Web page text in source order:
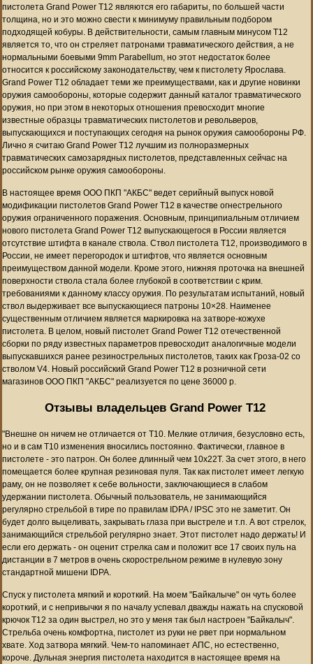
пистолета Grand Power T12 являются его габариты, по большей части
толщина, но и это можно свести к минимуму правильным подбором
подходящей кобуры. В действительности, самым главным минусом T12
является то, что он стреляет патронами травматического действия, а не
нормальными боевыми 9mm Parabellum, но этот недостаток более
относится к российскому законодательству, чем к пистолету Ярослава.
Grand Power T12 обладает теми же преимуществами, как и другие новинки
оружия самообороны, которые содержит данный каталог травматического
оружия, но при этом в некоторых отношения превосходит многие
известные образцы травматических пистолетов и револьверов,
выпускающихся и поступающих сегодня на рынок оружия самообороны РФ.
Лично я считаю Grand Power T12 лучшим из полноразмерных
травматических самозарядных пистолетов, представленных сейчас на
российском рынке оружия самообороны.
В настоящее время ООО ПКП "АКБС" ведет серийный выпуск новой
модификации пистолетов Grand Power T12 в качестве огнестрельного
оружия ограниченного поражения. Основным, принципиальным отличием
нового пистолета Grand Power T12 выпускающегося в России является
отсутствие штифта в канале ствола. Ствол пистолета Т12, производимого в
России, не имеет перегородок и штифтов, что является основным
преимуществом данной модели. Кроме этого, нижняя проточка на внешней
поверхности ствола стала более глубокой в соответствии с крим.
требованиями к данному классу оружия. По результатам испытаний, новый
ствол выдерживает все выпускающиеся патроны 10×28. Наименее
существенным отличием является маркировка на затворе-кожухе
пистолета. В целом, новый пистолет Grand Power T12 отечественной
сборки по ряду известных параметров превосходит аналогичные модели
выпускавшихся ранее резинострельных пистолетов, таких как Гроза-02 со
стволом V4. Новый российский Grand Power T12 в розничной сети
магазинов ООО ПКП "АКБС" реализуется по цене 36000 р.
Отзывы владельцев Grand Power T12
"Внешне он ничем не отличается от Т10. Мелкие отличия, безусловно есть,
но и в сам Т10 изменения вносились постоянно. Фактически, главное в
пистолете - это патрон. Он более длинный чем 10х22Т. За счет этого, в него
помещается более крупная резиновая пуля. Так как пистолет имеет легкую
раму, он не позволяет к себе вольности, заключающиеся в слабом
удержании пистолета. Обычный пользователь, не занимающийся
регулярно стрельбой в тире по правилам IDPA / IPSC это не заметит. Он
будет долго выцеливать, закрывать глаза при выстреле и т.п. А вот стрелок,
занимающийся стрельбой регулярно знает. Этот пистолет надо держать! И
если его держать - он оценит стрелка сам и положит все 17 своих пуль на
дистанции в 7 метров в очень скорострельном режиме в нулевую зону
стандартной мишени IDPA.
Спуск у пистолета мягкий и короткий. На моем "Байкалыче" он чуть более
короткий, и с непривычки я по началу успевал дважды нажать на спусковой
крючок Т12 за один выстрел, но это у меня так был настроен "Байкалыч".
Стрельба очень комфортна, пистолет из руки не рвет при нормальном
хвате. Ход затвора мягкий. Чем-то напоминает АПС, но естественно,
короче. Дульная энергия пистолета находится в настоящее время на